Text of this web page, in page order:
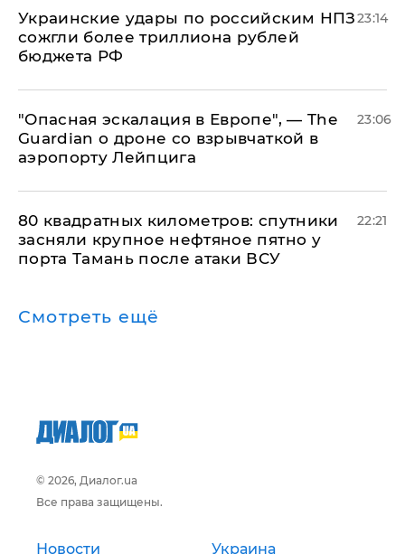
Украинские удары по российским НПЗ
сожгли более триллиона рублей
бюджета РФ
23:14
"Опасная эскалация в Европе", — The
Guardian о дроне со взрывчаткой в
аэропорту Лейпцига
23:06
80 квадратных километров: спутники
засняли крупное нефтяное пятно у
порта Тамань после атаки ВСУ
22:21
Смотреть ещё
© 2026, Диалог.ua
Все права защищены.
Новости Украина